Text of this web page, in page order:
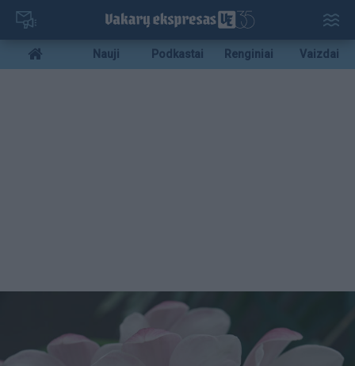
Pereiti
pagrindinį
turinį
Mobile
menu
Nauji Podkastai Renginiai Vaizdai